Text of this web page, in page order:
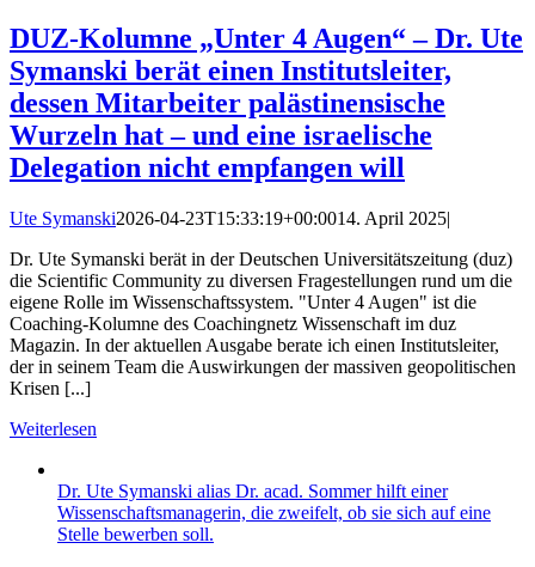
DUZ-Kolumne „Unter 4 Augen“ – Dr. Ute
Symanski berät einen Institutsleiter,
dessen Mitarbeiter palästinensische
Wurzeln hat – und eine israelische
Delegation nicht empfangen will
Ute Symanski2026-04-23T15:33:19+00:0014. April 2025|
Dr. Ute Symanski berät in der Deutschen Universitätszeitung (duz)
die Scientific Community zu diversen Fragestellungen rund um die
eigene Rolle im Wissenschaftssystem. "Unter 4 Augen" ist die
Coaching-Kolumne des Coachingnetz Wissenschaft im duz
Magazin. In der aktuellen Ausgabe berate ich einen Institutsleiter,
der in seinem Team die Auswirkungen der massiven geopolitischen
Krisen [...]
Weiterlesen
Dr. Ute Symanski alias Dr. acad. Sommer hilft einer
Wissenschaftsmanagerin, die zweifelt, ob sie sich auf eine
Stelle bewerben soll.